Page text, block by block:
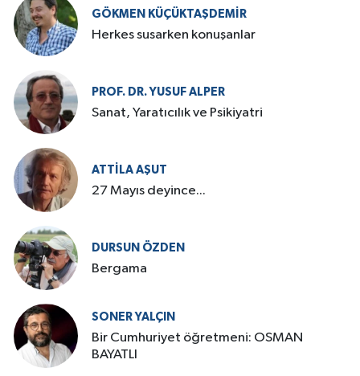
GÖKMEN KÜÇÜKTAŞDEMIR
Herkes susarken konuşanlar
PROF. DR. YUSUF ALPER
Sanat, Yaratıcılık ve Psikiyatri
ATTILA AŞUT
27 Mayıs deyince...
DURSUN ÖZDEN
Bergama
SONER YALÇIN
Bir Cumhuriyet öğretmeni: OSMAN
BAYATLI